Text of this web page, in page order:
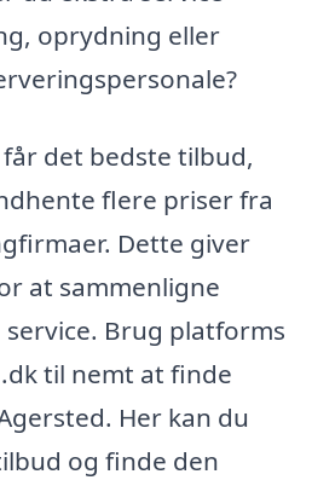
oprydning eller
det bedste tilbud,
flere priser fra
Dette giver
at sammenligne
Brug platforms
til nemt at finde
Her kan du
og finde den